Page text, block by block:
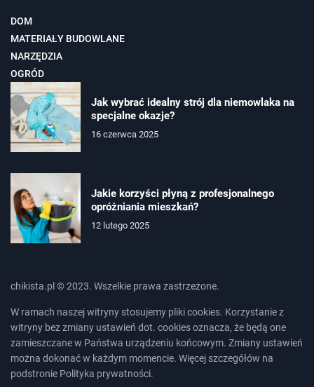
DOM
MATERIAŁY BUDOWLANE
NARZĘDZIA
OGRÓD
Jak wybrać idealny strój dla niemowlaka na
specjalne okazje?
16 czerwca 2025
Jakie korzyści płyną z profesjonalnego
opróżniania mieszkań?
12 lutego 2025
chikista.pl © 2023. Wszelkie prawa zastrzeżone.
W ramach naszej witryny stosujemy pliki cookies. Korzystanie z
witryny bez zmiany ustawień dot. cookies oznacza, że będą one
zamieszczane w Państwa urządzeniu końcowym. Zmiany ustawień
można dokonać w każdym momencie. Więcej szczegółów na
podstronie Polityka prywatności.